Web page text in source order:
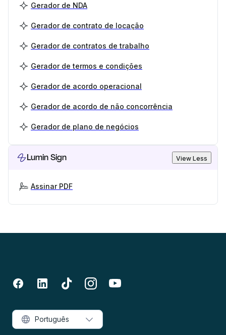
Gerador de NDA
Gerador de contrato de locação
Gerador de contratos de trabalho
Gerador de termos e condições
Gerador de acordo operacional
Gerador de acordo de não concorrência
Gerador de plano de negócios
Lumin Sign View Less
Assinar PDF
Português